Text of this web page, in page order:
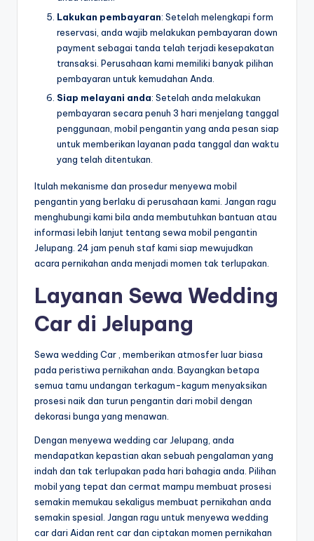
Lakukan pembayaran: Setelah melengkapi form
reservasi, anda wajib melakukan pembayaran down
payment sebagai tanda telah terjadi kesepakatan
transaksi. Perusahaan kami memiliki banyak pilihan
pembayaran untuk kemudahan Anda.
Siap melayani anda: Setelah anda melakukan
pembayaran secara penuh 3 hari menjelang tanggal
penggunaan, mobil pengantin yang anda pesan siap
untuk memberikan layanan pada tanggal dan waktu
yang telah ditentukan.
Itulah mekanisme dan prosedur menyewa mobil
pengantin yang berlaku di perusahaan kami. Jangan ragu
menghubungi kami bila anda membutuhkan bantuan atau
informasi lebih lanjut tentang sewa mobil pengantin
Jelupang. 24 jam penuh staf kami siap mewujudkan
acara pernikahan anda menjadi momen tak terlupakan.
Layanan Sewa Wedding
Car di Jelupang
Sewa wedding Car , memberikan atmosfer luar biasa
pada peristiwa pernikahan anda. Bayangkan betapa
semua tamu undangan terkagum-kagum menyaksikan
prosesi naik dan turun pengantin dari mobil dengan
dekorasi bunga yang menawan.
Dengan menyewa wedding car Jelupang, anda
mendapatkan kepastian akan sebuah pengalaman yang
indah dan tak terlupakan pada hari bahagia anda. Pilihan
mobil yang tepat dan cermat mampu membuat prosesi
semakin memukau sekaligus membuat pernikahan anda
semakin spesial. Jangan ragu untuk menyewa wedding
car dari Aidan rent car dan ciptakan momen pernikahan